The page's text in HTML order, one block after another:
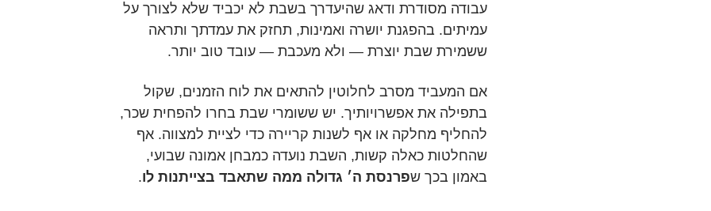
עבודה מסודרת ודאג שהיעדרך בשבת לא יכביד שלא לצורך על
עמיתים. בהפגנת יושרה ואמינות, תחזק את עמדתך ותראה
ששמירת שבת יוצרת — ולא מעכבת — עובד טוב יותר.
אם המעביד מסרב לחלוטין להתאים את לוח הזמנים, שקול
בתפילה את אפשרויותיך. יש ששומרי שבת בחרו להפחית שכר,
להחליף מחלקה או אף לשנות קריירה כדי לציית למצווה. אף
שהחלטות כאלה קשות, השבת נועדה כמבחן אמונה שבועי,
באמון בכך שפרנסת ה׳ גדולה ממה שתאבד בצייתנות לו.